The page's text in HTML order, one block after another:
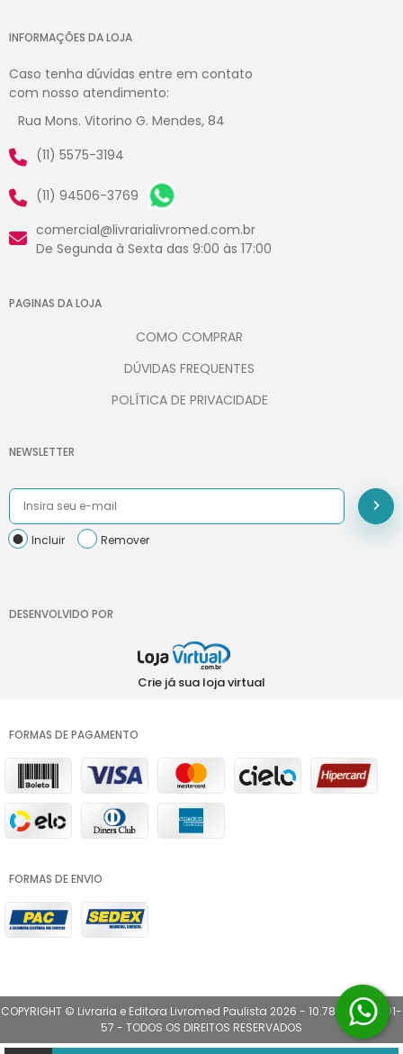
INFORMAÇÕES DA LOJA
Caso tenha dúvidas entre em contato
com nosso atendimento:
Rua Mons. Vitorino G. Mendes, 84
(11) 5575-3194
(11) 94506-3769
comercial@livrarialivromed.com.br
De Segunda à Sexta das 9:00 às 17:00
PAGINAS DA LOJA
COMO COMPRAR
DÚVIDAS FREQUENTES
POLÍTICA DE PRIVACIDADE
NEWSLETTER
Incluir Remover
DESENVOLVIDO POR
Crie já sua loja virtual
FORMAS DE PAGAMENTO
FORMAS DE ENVIO
COPYRIGHT © Livraria e Editora Livromed Paulista 2026 - 10.780.202/0001-
57 - TODOS OS DIREITOS RESERVADOS